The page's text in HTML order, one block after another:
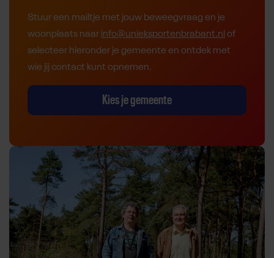
Stuur een mailtje met jouw beweegvraag en je
woonplaats naar info@unieksportenbrabant.nl of
selecteer hieronder je gemeente en ontdek met
wie jij contact kunt opnemen.
Kies je gemeente